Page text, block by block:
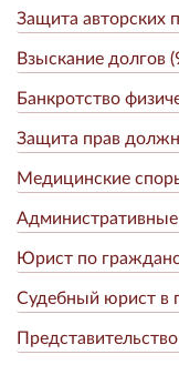
Защита авторских
Взыскание долгов
Банкротство
Защита прав
Медицинские
Юрист по
Судебный юрист в